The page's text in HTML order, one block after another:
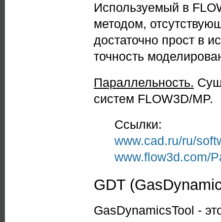
Используемый в
методом,
достаточно прост в
точность
Параллельность.
систем FLOW3D/MP.
Ссылки:
www.cad.ru/ru/
www.flow3d.com/
GDT
GasDynamicsTool -